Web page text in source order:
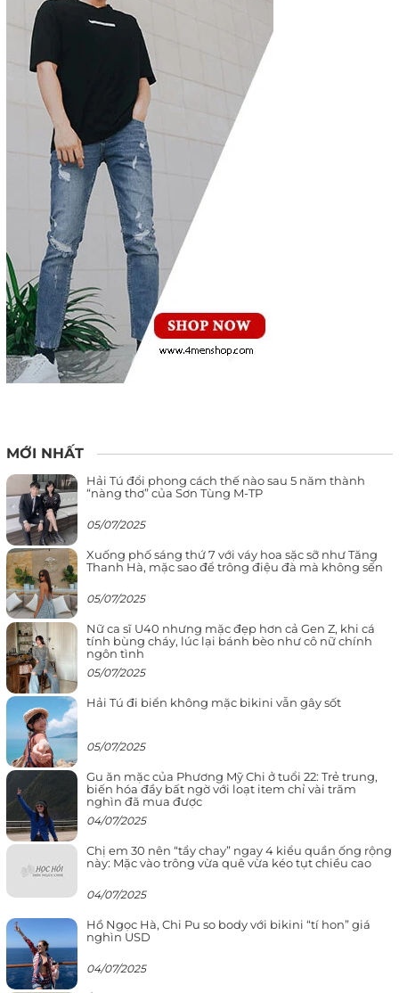
MỚI NHẤT
Hải Tú đổi phong cách thế nào sau 5 năm thành
“nàng thơ” của Sơn Tùng M-TP
05/07/2025
Xuống phố sáng thứ 7 với váy hoa sặc sỡ như Tăng
Thanh Hà, mặc sao để trông điệu đà mà không sến
05/07/2025
Nữ ca sĩ U40 nhưng mặc đẹp hơn cả Gen Z, khi cá
tính bùng cháy, lúc lại bánh bèo như cô nữ chính
ngôn tình
05/07/2025
Hải Tú đi biển không mặc bikini vẫn gây sốt
05/07/2025
Gu ăn mặc của Phương Mỹ Chi ở tuổi 22: Trẻ trung,
biến hóa đầy bất ngờ với loạt item chỉ vài trăm
nghìn đã mua được
04/07/2025
Chị em 30 nên “tẩy chay” ngay 4 kiểu quần ống rộng
này: Mặc vào trông vừa quê vừa kéo tụt chiều cao
04/07/2025
Hồ Ngọc Hà, Chi Pu so body với bikini “tí hon” giá
nghìn USD
04/07/2025